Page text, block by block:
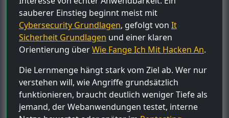
sauberer Einstieg beginnt meist mit
Cybersecurity Grundlagen, gefolgt von It
Sicherheit Grundlagen und einer klaren
Orientierung überWie Fange Ich Mit Hacken An.
Die Lernmenge hängt stark vom Ziel ab. Wer nur
verstehen will, wie Angriffe grundsätzlich
funktionieren, braucht deutlich weniger Tiefe als
jemand, der Webanwendungen testet, interne